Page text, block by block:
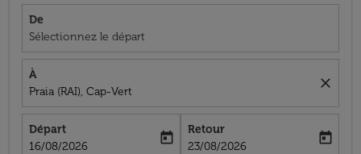
De
Sélectionnez le départ
À
Praia (RAI), Cap-Vert
close
Départ
fc-booking-departure-date-aria-label
16/08/2026
today
Retour
fc-booking-return-date-aria-label
23/08/2026
today